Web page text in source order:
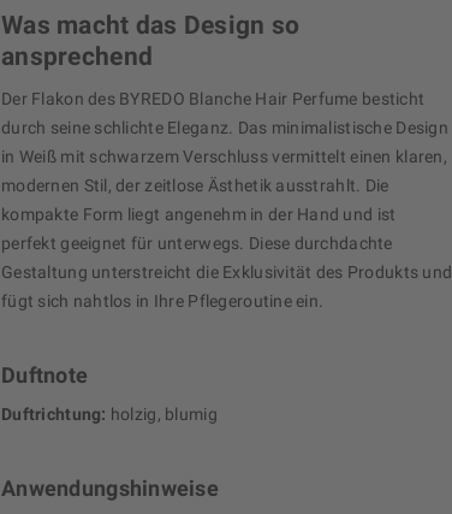
Was macht das Design so
ansprechend
Der Flakon des BYREDO Blanche Hair Perfume besticht
durch seine schlichte Eleganz. Das minimalistische Design
in Weiß mit schwarzem Verschluss vermittelt einen klaren,
modernen Stil, der zeitlose Ästhetik ausstrahlt. Die
kompakte Form liegt angenehm in der Hand und ist
perfekt geeignet für unterwegs. Diese durchdachte
Gestaltung unterstreicht die Exklusivität des Produkts und
fügt sich nahtlos in Ihre Pflegeroutine ein.
Duftnote
Duftrichtung: holzig, blumig
Anwendungshinweise